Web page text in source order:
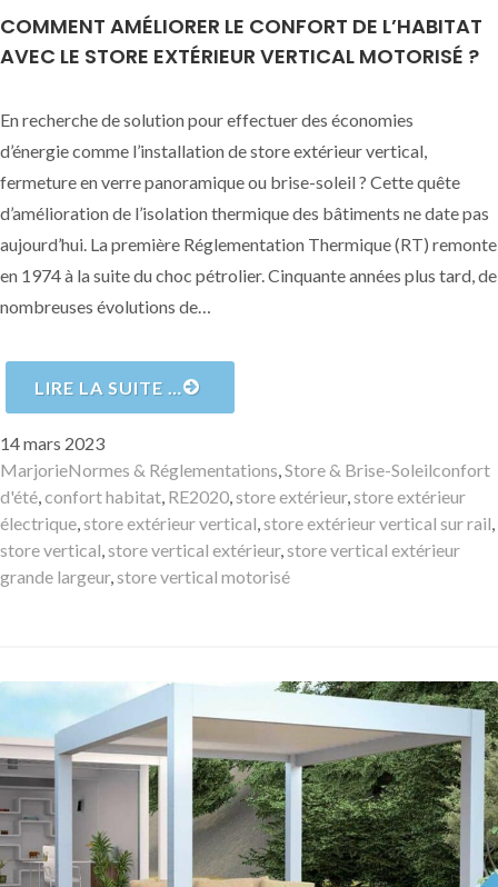
COMMENT AMÉLIORER LE CONFORT DE L’HABITAT
AVEC LE STORE EXTÉRIEUR VERTICAL MOTORISÉ ?
En recherche de solution pour effectuer des économies
d’énergie comme l’installation de store extérieur vertical,
fermeture en verre panoramique ou brise-soleil ? Cette quête
d’amélioration de l’isolation thermique des bâtiments ne date pas
aujourd’hui. La première Réglementation Thermique (RT) remonte
en 1974 à la suite du choc pétrolier. Cinquante années plus tard, de
nombreuses évolutions de…
LIRE LA SUITE …
Publié
le
14 mars 2023
Auteur
MarjorieCatégories
Normes & Réglementations,Store & Brise-SoleilMots-
clés
confort
d'été,confort habitat, RE2020,store extérieur,store extérieur
électrique,store extérieur vertical,store extérieur vertical sur rail,
store vertical,store vertical extérieur,store vertical extérieur
grande largeur,store vertical motorisé